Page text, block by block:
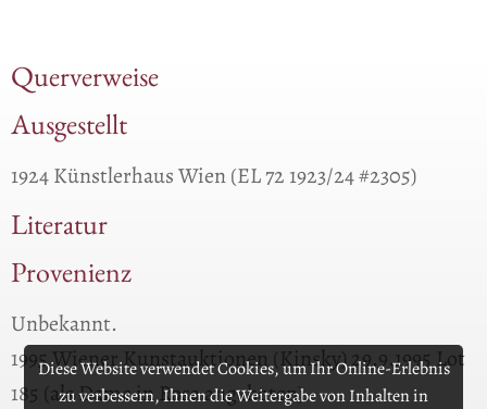
Diese Website verwendet Cookies, um Ihr Online-Erlebnis
zu verbessern, Ihnen die Weitergabe von Inhalten in
Querverweise
Ausgestellt
1924 Künstlerhaus Wien (EL 72 1923/24 #2305)
Literatur
Provenienz
Unbekannt.
1995 Wiener Kunstauktionen (Kinsky) 29.9.1995 Lot
185 (als Dame in Rosa angeboten).